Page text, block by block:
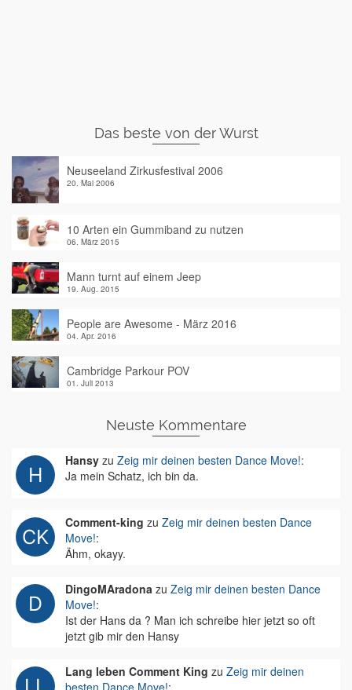
Das beste von der Wurst
Neuseeland Zirkusfestival 2006
20. Mai 2006
10 Arten ein Gummiband zu nutzen
06. März 2015
Mann turnt auf einem Jeep
19. Aug. 2015
People are Awesome - März 2016
04. Apr. 2016
Cambridge Parkour POV
01. Juli 2013
Neuste Kommentare
Hansy zu Zeig mir deinen besten Dance Move!:
Ja mein Schatz, ich bin da.
Comment-king zu Zeig mir deinen besten Dance
Move!:
Ähm, okayy.
DingoMAradona zu Zeig mir deinen besten Dance
Move!:
Ist der Hans da ? Man ich schreibe hier jetzt so oft
jetzt gib mir den Hansy
Lang leben Comment King zu Zeig mir deinen
besten Dance Move!: